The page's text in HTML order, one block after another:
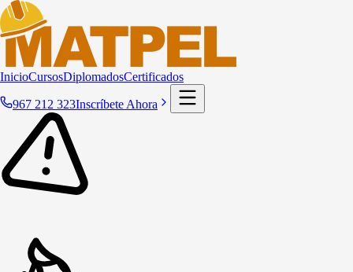
InicioCursosDiplomadosCertificados
967 212 323Inscríbete Ahora